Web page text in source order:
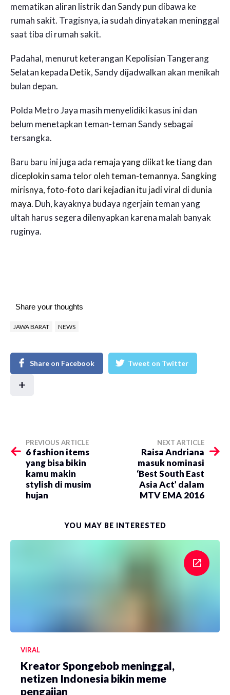
mematikan aliran listrik dan Sandy pun dibawa ke
rumah sakit. Tragisnya, ia sudah dinyatakan meninggal
saat tiba di rumah sakit.
Padahal, menurut keterangan Kepolisian Tangerang
Selatan kepada Detik, Sandy dijadwalkan akan menikah
bulan depan.
Polda Metro Jaya masih menyelidiki kasus ini dan
belum menetapkan teman-teman Sandy sebagai
tersangka.
Baru baru ini juga ada remaja yang diikat ke tiang dan
diceplokin sama telor oleh teman-temannya. Sangking
mirisnya, foto-foto dari kejadian itu jadi viral di dunia
maya. Duh, kayaknya budaya ngerjain teman yang
ultah harus segera dilenyapkan karena malah banyak
ruginya.
Share your thoughts
JAWA BARAT NEWS
Share on Facebook Tweet on Twitter
+
PREVIOUS ARTICLE
6 fashion items
yang bisa bikin
kamu makin
stylish di musim
hujan
NEXT ARTICLE
Raisa Andriana
masuk nominasi
‘Best South East
Asia Act’ dalam
MTV EMA 2016
YOU MAY BE INTERESTED
VIRAL
Kreator Spongebob meninggal,
netizen Indonesia bikin meme
pengajian